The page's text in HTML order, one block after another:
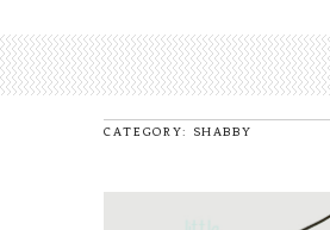
CATEGORY: SHABBY